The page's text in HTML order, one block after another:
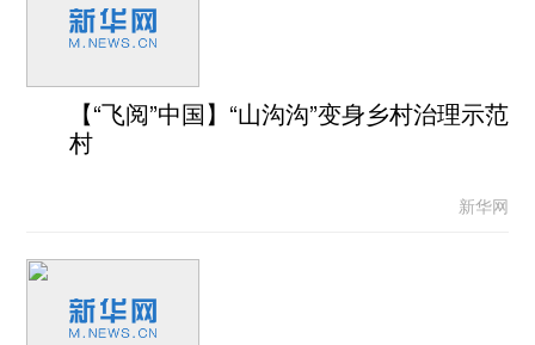
【“飞阅”中国】“山沟沟”变身乡村治理示范
村
新华网